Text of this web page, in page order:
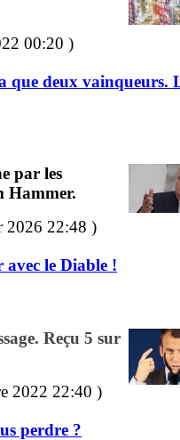
00:20 )
deux vainqueurs.
par les
Hammer.
2026 22:48 )
le Diable !
Reçu 5 sur
2022 22:40 )
perdre ?